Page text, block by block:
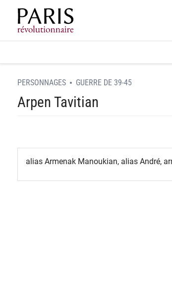
Home
PERSONNAGES GUERRE DE 39-45
Arpen Tavitian
alias Armenak Manoukian, alias André,